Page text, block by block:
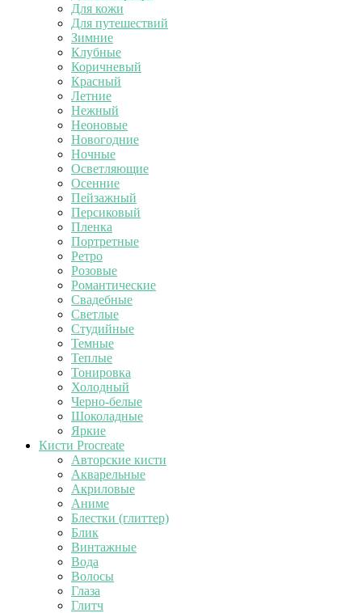
Для кожи
Для путешествий
Зимние
Клубные
Коричневый
Красный
Летние
Нежный
Неоновые
Новогодние
Ночные
Осветляющие
Осенние
Пейзажный
Персиковый
Пленка
Портретные
Ретро
Розовые
Романтические
Свадебные
Светлые
Студийные
Темные
Теплые
Тонировка
Холодный
Черно-белые
Шоколадные
Яркие
Кисти Procreate
Авторские кисти
Акварельные
Акриловые
Аниме
Блестки (глиттер)
Блик
Винтажные
Вода
Волосы
Глаза
Глитч